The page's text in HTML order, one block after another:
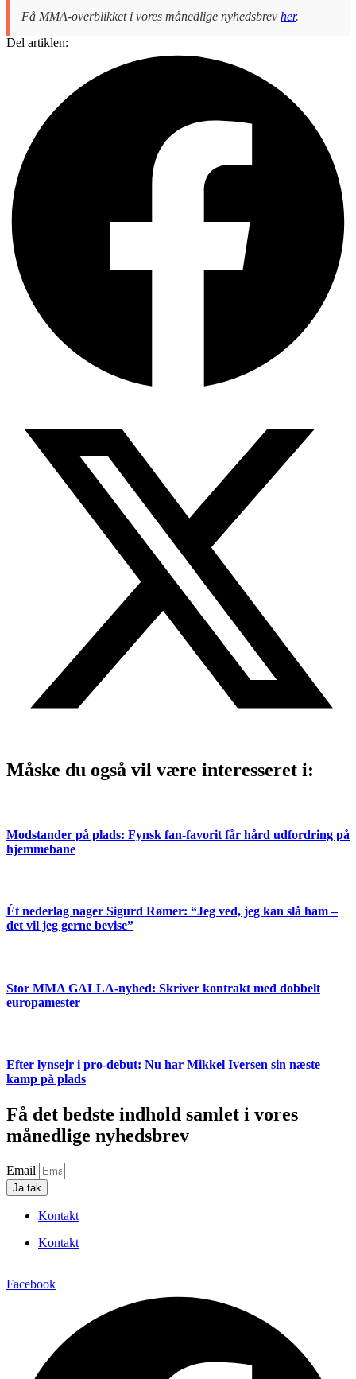
Få MMA-overblikket i vores månedlige nyhedsbrev her.
Del artiklen:
Måske du også vil være interesseret i:
Modstander på plads: Fynsk fan-favorit får hård udfordring på
hjemmebane
Ét nederlag nager Sigurd Rømer: “Jeg ved, jeg kan slå ham –
det vil jeg gerne bevise”
Stor MMA GALLA-nyhed: Skriver kontrakt med dobbelt
europamester
Efter lynsejr i pro-debut: Nu har Mikkel Iversen sin næste
kamp på plads
Få det bedste indhold samlet i vores
månedlige nyhedsbrev
Email
Ja tak
Kontakt
Kontakt
Facebook